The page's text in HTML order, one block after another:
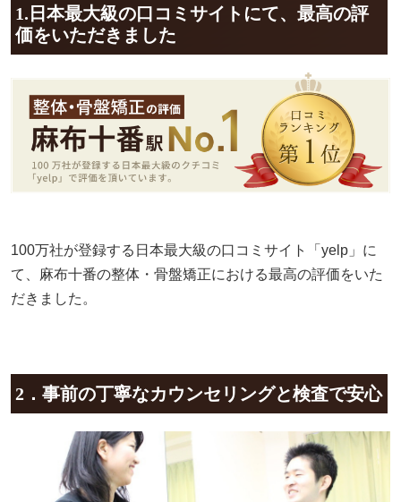
1.日本最大級の口コミサイトにて、最高の評
価をいただきました
100万社が登録する日本最大級の口コミサイト「yelp」に
て、麻布十番の整体・骨盤矯正における最高の評価をいた
だきました。
2．事前の丁寧なカウンセリングと検査で安心